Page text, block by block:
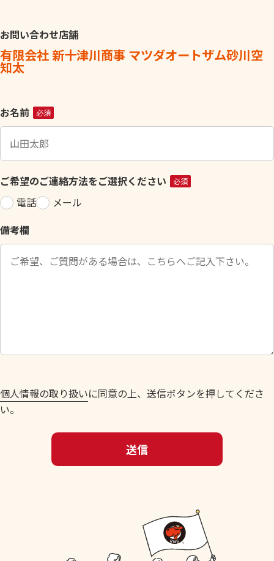
お問い合わせ店舗
有限会社 新十津川商事 マツダオートザム砂川空
知太
こ
の
ィ
ー
ル
ド
空
の
だ
い
。
お名前 必須
ご希望のご連絡方法をご選択ください 必須
電話
メール
備考欄
個人情報の取り扱いに同意の上、送信ボタンを押してくださ
い。